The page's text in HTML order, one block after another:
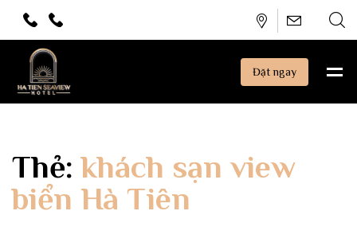
Đặt ngay
Thẻ:khách sạn view
biển Hà Tiên